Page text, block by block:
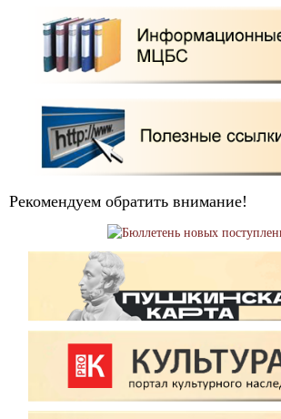
Рекомендуем обратить внимание!